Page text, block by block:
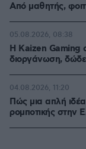
Από μαθητής,
H Kaizen Gaming
διοργάνωση,
05.08.2026, 08:38
Πώς μια απλή
ρομποτικής στην
04.08.2026, 11:20